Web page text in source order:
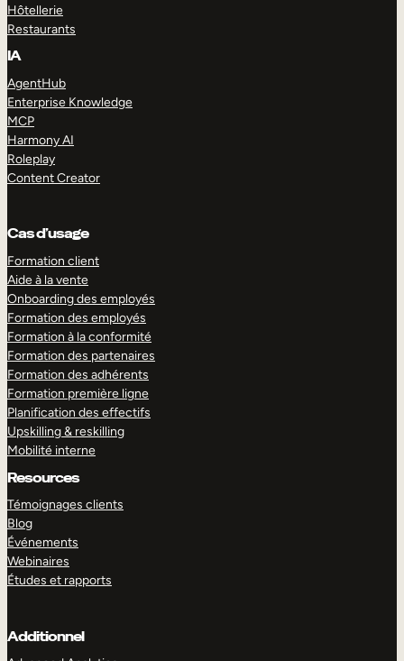
Hôtellerie
Restaurants
IA
AgentHub
Enterprise Knowledge
MCP
Harmony AI
Roleplay
Content Creator
Cas d’usage
Formation client
Aide à la vente
Onboarding des employés
Formation des employés
Formation à la conformité
Formation des partenaires
Formation des adhérents
Formation première ligne
Planification des effectifs
Upskilling & reskilling
Mobilité interne
Resources
Témoignages clients
Blog
Événements
Webinaires
Études et rapports
Additionnel